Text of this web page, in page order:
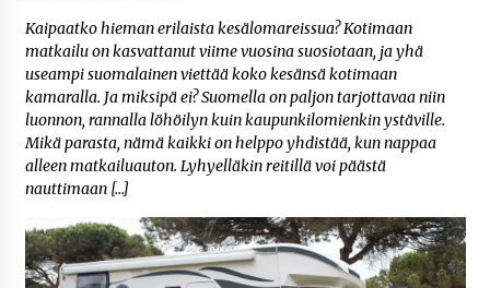
Kaipaatko hieman erilaista kesälomareissua? Kotimaan
matkailu on kasvattanut viime vuosina suosiotaan, ja yhä
useampi suomalainen viettää koko kesänsä kotimaan
kamaralla. Ja miksipä ei? Suomella on paljon tarjottavaa niin
luonnon, rannalla löhöilyn kuin kaupunkilomienkin ystäville.
Mikä parasta, nämä kaikki on helppo yhdistää, kun nappaa
alleen matkailuauton. Lyhyelläkin reitillä voi päästä
nauttimaan […]